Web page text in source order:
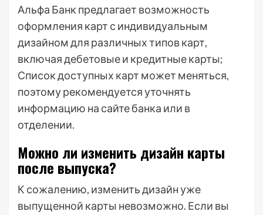
Альфа Банк предлагает возможность
оформления карт с индивидуальным
дизайном для различных типов карт,
включая дебетовые и кредитные карты;
Список доступных карт может меняться,
поэтому рекомендуется уточнять
информацию на сайте банка или в
отделении.
Можно ли изменить дизайн карты
после выпуска?
К сожалению, изменить дизайн уже
выпущенной карты невозможно. Если вы